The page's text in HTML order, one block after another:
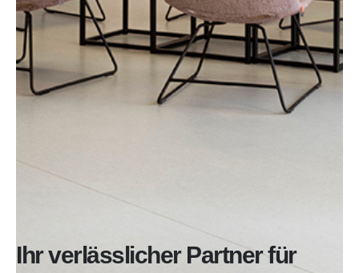
Ihr verlässlicher Partner für